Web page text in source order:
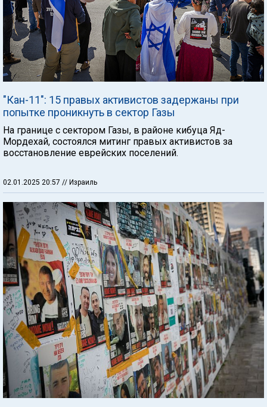
"Кан-11": 15 правых активистов задержаны при
попытке проникнуть в сектор Газы
На границе с сектором Газы, в районе кибуца Яд-
Мордехай, состоялся митинг правых активистов за
восстановление еврейских поселений.
02.01.2025 20:57 // Израиль